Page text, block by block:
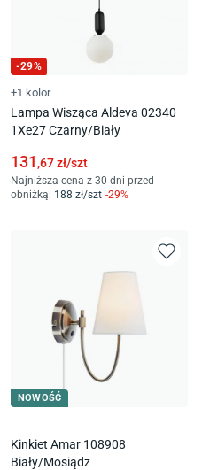
-29%
+1 kolor
Lampa Wisząca Aldeva 02340
1Xe27 Czarny/Biały
131 ,67zł/szt
Najniższa cena z 30 dni przed
obniżką: 188 zł/szt -29%
NOWOŚĆ
Kinkiet Amar 108908
Biały/Mosiądz